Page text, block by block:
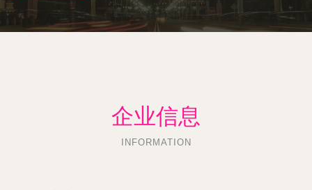
企业信息
INFORMATION